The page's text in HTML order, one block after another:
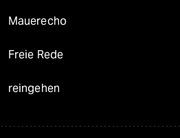
Mauerecho
Freie Rede
reingehen